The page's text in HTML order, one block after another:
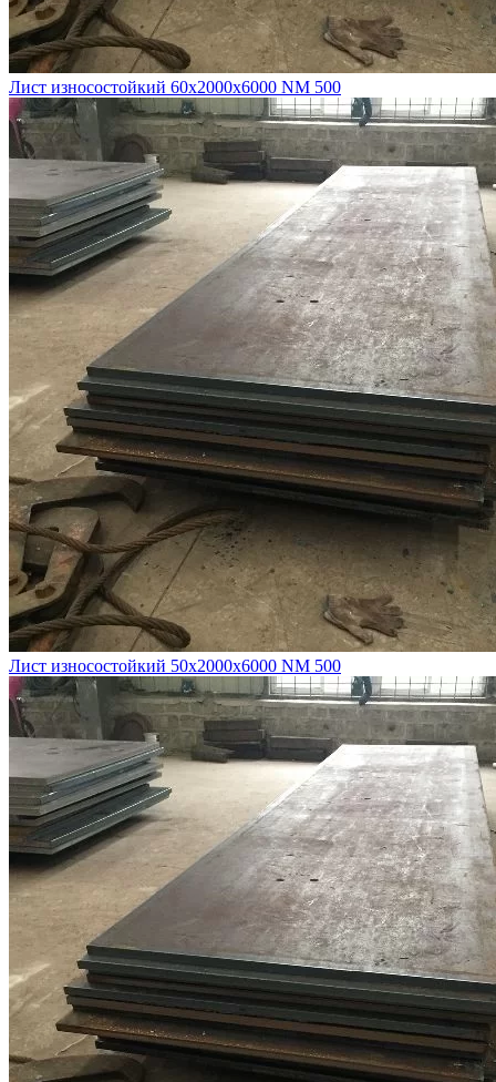
Лист износостойкий 60х2000х6000 NM 500
Лист износостойкий 50х2000х6000 NM 500